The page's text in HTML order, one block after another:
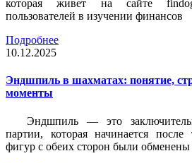
которая живет на сайте
пользователей в изучении финансов
Подробнее
10.12.2025
Эндшпиль в шахматах: понятие,
моменты
Эндшпиль — это
партии, которая начинается
фигур с обеих сторон были